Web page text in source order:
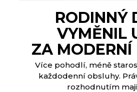
RODINNÝ
VYMĚNIL
ZA MODERNÍ
Více pohodlí, méně
každodenní obsluhy.
rozhodnutím